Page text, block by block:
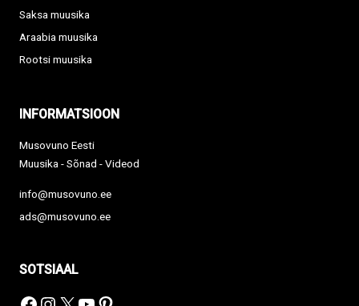
Saksa muusika
Araabia muusika
Rootsi muusika
INFORMATSIOON
Musovuno Eesti
Muusika - Sõnad - Videod
info@musovuno.ee
ads@musovuno.ee
SOTSIAAL